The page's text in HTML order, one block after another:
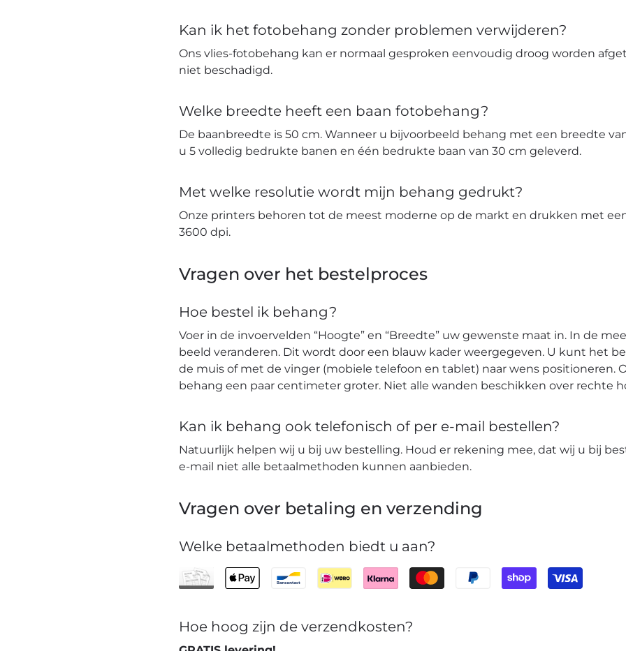
Kan ik het fotobehang zonder problemen verwijderen?
Ons vlies-fotobehang kan er normaal gesproken eenvoudig droog worden
niet beschadigd.
Welke breedte heeft een baan fotobehang?
De baanbreedte is 50 cm. Wanneer u bijvoorbeeld behang met een breedte
u 5 volledig bedrukte banen en één bedrukte baan van 30 cm geleverd.
Met welke resolutie wordt mijn behang gedrukt?
Onze printers behoren tot de meest moderne op de markt en drukken met
3600 dpi.
Vragen over het bestelproces
Hoe bestel ik behang?
Voer in de invoervelden “Hoogte” en “Breedte” uw gewenste maat in. In de
beeld veranderen. Dit wordt door een blauw kader weergegeven. U kunt het
de muis of met de vinger (mobiele telefoon en tablet) naar wens positioneren.
behang een paar centimeter groter. Niet alle wanden beschikken over rechte
Kan ik behang ook telefonisch of per e-mail bestellen?
Natuurlijk helpen wij u bij uw bestelling. Houd er rekening mee, dat wij u bij
e-mail niet alle betaalmethoden kunnen aanbieden.
Vragen over betaling en verzending
Welke betaalmethoden biedt u aan?
Hoe hoog zijn de verzendkosten?